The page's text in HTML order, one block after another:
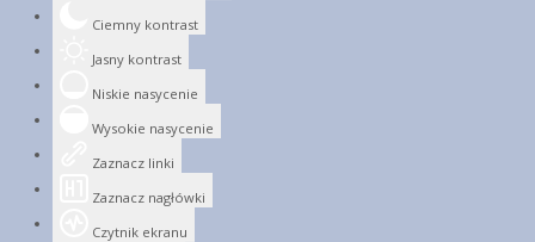
Ciemny kontrast
Jasny kontrast
Niskie nasycenie
Wysokie nasycenie
Zaznacz linki
Zaznacz nagłówki
Czytnik ekranu